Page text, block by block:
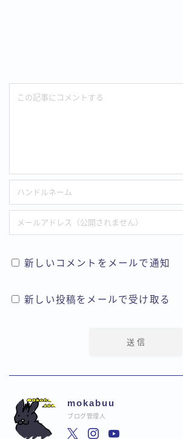
新しいコメントをメールで通知
新しい投稿をメールで受け取る
mokabuu
ブログ管理人